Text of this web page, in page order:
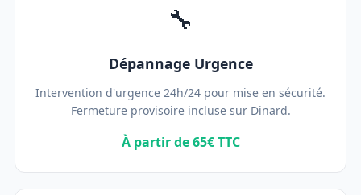
🔧
Dépannage Urgence
Intervention d'urgence 24h/24 pour mise en sécurité.
Fermeture provisoire incluse sur Dinard.
À partir de 65€ TTC